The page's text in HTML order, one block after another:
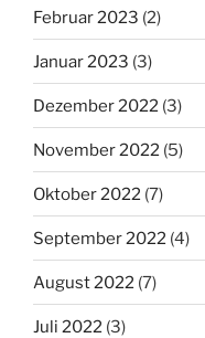
Februar 2023 (2)
Januar 2023 (3)
Dezember 2022 (3)
November 2022 (5)
Oktober 2022 (7)
September 2022 (4)
August 2022 (7)
Juli 2022 (3)